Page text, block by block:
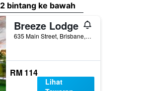
2 bintang ke bawah
Breeze Lodge
635 Main Street, Brisbane, QLD, Australia
RM 114
Lihat